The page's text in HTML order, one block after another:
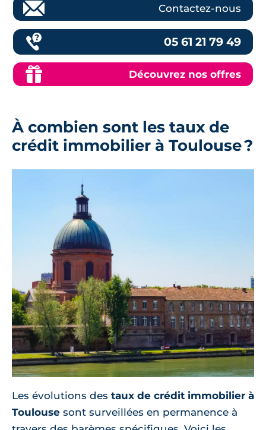
Contactez-nous
05 61 21 79 49
Découvrez nos offres
À combien sont les taux de
crédit immobilier à Toulouse ?
Les évolutions des taux de crédit immobilier à
Toulouse sont surveillées en permanence à